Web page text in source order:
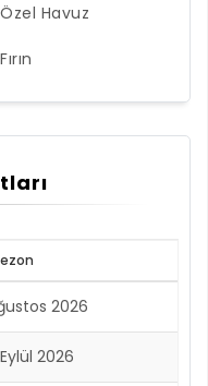
Özel Havuz
Fırın
2026
2026